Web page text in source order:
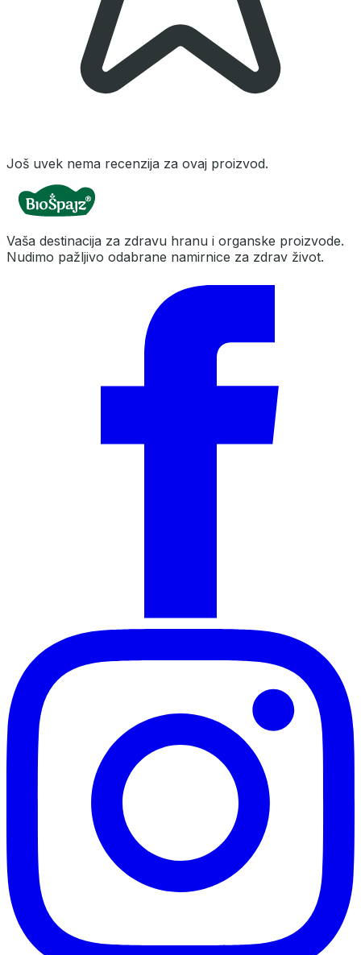
Još uvek nema recenzija za ovaj proizvod.
Vaša destinacija za zdravu hranu i organske proizvode.
Nudimo pažljivo odabrane namirnice za zdrav život.